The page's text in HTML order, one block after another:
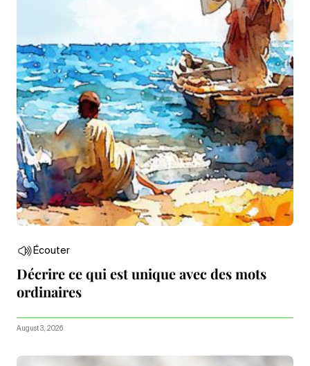
Écouter
Décrire ce qui est unique avec des mots
ordinaires
August 3, 2026